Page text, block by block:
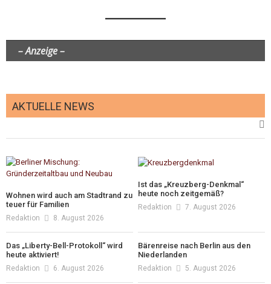
– Anzeige –
AKTUELLE NEWS
Wohnen wird auch am Stadtrand zu
teuer für Familien
Redaktion 8. August 2026
Ist das „Kreuzberg-Denkmal“
heute noch zeitgemäß?
Redaktion 7. August 2026
Das „Liberty-Bell-Protokoll“ wird
heute aktiviert!
Redaktion 6. August 2026
Bärenreise nach Berlin aus den
Niederlanden
Redaktion 5. August 2026